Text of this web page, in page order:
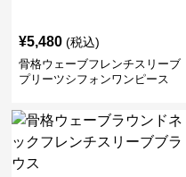
¥5,480 (税込)
骨格ウェーブフレンチスリーブ
プリーツシフォンワンピース